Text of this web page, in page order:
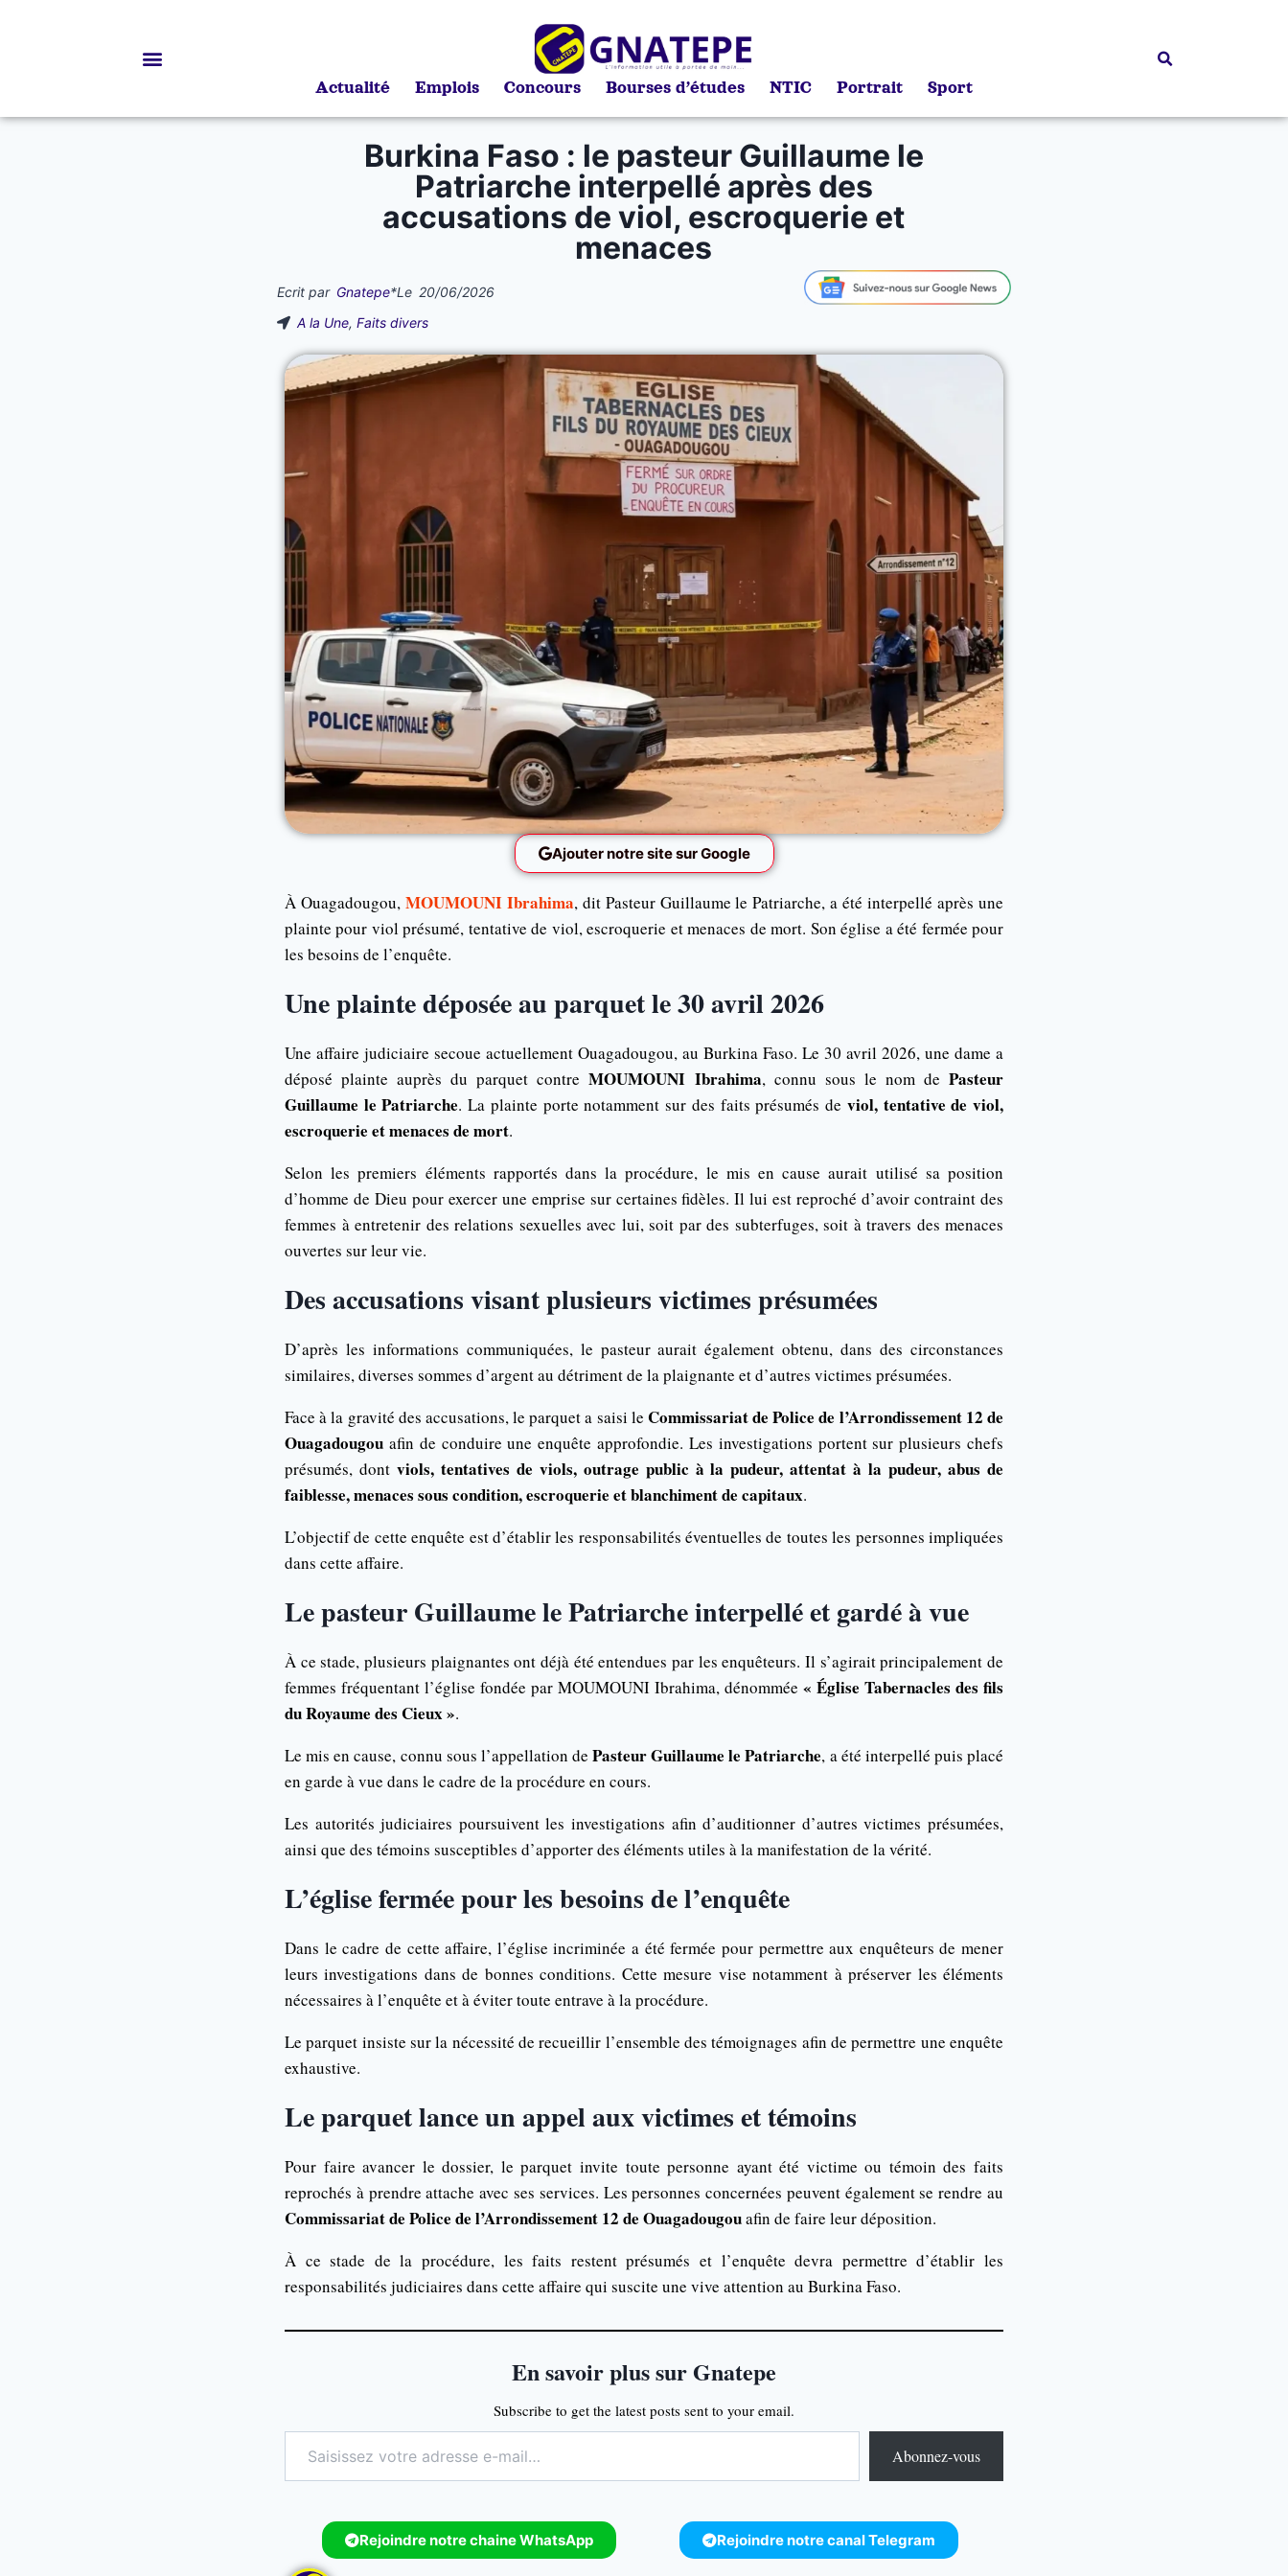
Actualité Emplois Concours Bourses d’études NTIC Portrait Sport
Burkina Faso : le pasteur Guillaume le
Patriarche interpellé après des
accusations de viol, escroquerie et
menaces
Ecrit par Gnatepe*Le 20/06/2026
A la Une, Faits divers
Ajouter notre site sur Google
À Ouagadougou, MOUMOUNI Ibrahima, dit Pasteur Guillaume le Patriarche, a été interpellé après une
plainte pour viol présumé, tentative de viol, escroquerie et menaces de mort. Son église a été fermée pour
les besoins de l’enquête.
Une plainte déposée au parquet le 30 avril 2026
Une affaire judiciaire secoue actuellement Ouagadougou, au Burkina Faso. Le 30 avril 2026, une dame a
déposé plainte auprès du parquet contreMOUMOUNI Ibrahima, connu sous le nom dePasteur
Guillaume le Patriarche. La plainte porte notamment sur des faits présumés de viol, tentative de viol,
escroquerie et menaces de mort.
Selon les premiers éléments rapportés dans la procédure, le mis en cause aurait utilisé sa position
d’homme de Dieu pour exercer une emprise sur certaines fidèles. Il lui est reproché d’avoir contraint des
femmes à entretenir des relations sexuelles avec lui, soit par des subterfuges, soit à travers des menaces
ouvertes sur leur vie.
Des accusations visant plusieurs victimes présumées
D’après les informations communiquées, le pasteur aurait également obtenu, dans des circonstances
similaires, diverses sommes d’argent au détriment de la plaignante et d’autres victimes présumées.
Face à la gravité des accusations, le parquet a saisi le Commissariat de Police de l’Arrondissement 12 de
Ouagadougou afin de conduire une enquête approfondie. Les investigations portent sur plusieurs chefs
présumés, dont viols, tentatives de viols, outrage public à la pudeur, attentat à la pudeur, abus de
faiblesse, menaces sous condition, escroquerie et blanchiment de capitaux.
L’objectif de cette enquête est d’établir les responsabilités éventuelles de toutes les personnes impliquées
dans cette affaire.
Le pasteur Guillaume le Patriarche interpellé et gardé à vue
À ce stade, plusieurs plaignantes ont déjà été entendues par les enquêteurs. Il s’agirait principalement de
femmes fréquentant l’église fondée par MOUMOUNI Ibrahima, dénommée « Église Tabernacles des fils
du Royaume des Cieux ».
Le mis en cause, connu sous l’appellation de Pasteur Guillaume le Patriarche, a été interpellé puis placé
en garde à vue dans le cadre de la procédure en cours.
Les autorités judiciaires poursuivent les investigations afin d’auditionner d’autres victimes présumées,
ainsi que des témoins susceptibles d’apporter des éléments utiles à la manifestation de la vérité.
L’église fermée pour les besoins de l’enquête
Dans le cadre de cette affaire, l’église incriminée a été fermée pour permettre aux enquêteurs de mener
leurs investigations dans de bonnes conditions. Cette mesure vise notamment à préserver les éléments
nécessaires à l’enquête et à éviter toute entrave à la procédure.
Le parquet insiste sur la nécessité de recueillir l’ensemble des témoignages afin de permettre une enquête
exhaustive.
Le parquet lance un appel aux victimes et témoins
Pour faire avancer le dossier, le parquet invite toute personne ayant été victime ou témoin des faits
reprochés à prendre attache avec ses services. Les personnes concernées peuvent également se rendre au
Commissariat de Police de l’Arrondissement 12 de Ouagadougouafin de faire leur déposition.
À ce stade de la procédure, les faits restent présumés et l’enquête devra permettre d’établir les
responsabilités judiciaires dans cette affaire qui suscite une vive attention au Burkina Faso.
En savoir plus sur Gnatepe
Subscribe to get the latest posts sent to your email.
Abonnez-vous
Rejoindre notre chaine WhatsApp Rejoindre notre canal Telegram